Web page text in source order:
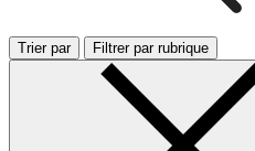
Trier par Filtrer par rubrique